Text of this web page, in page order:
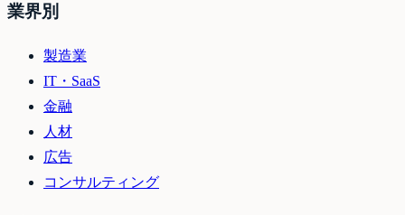
業界別
製造業
IT・SaaS
金融
人材
広告
コンサルティング